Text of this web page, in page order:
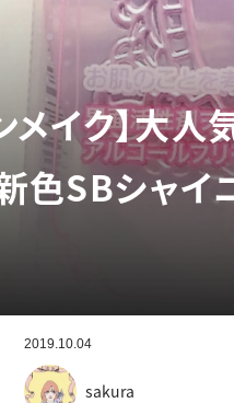
メイク】大
色SBシャ
2019.10.04
sakura